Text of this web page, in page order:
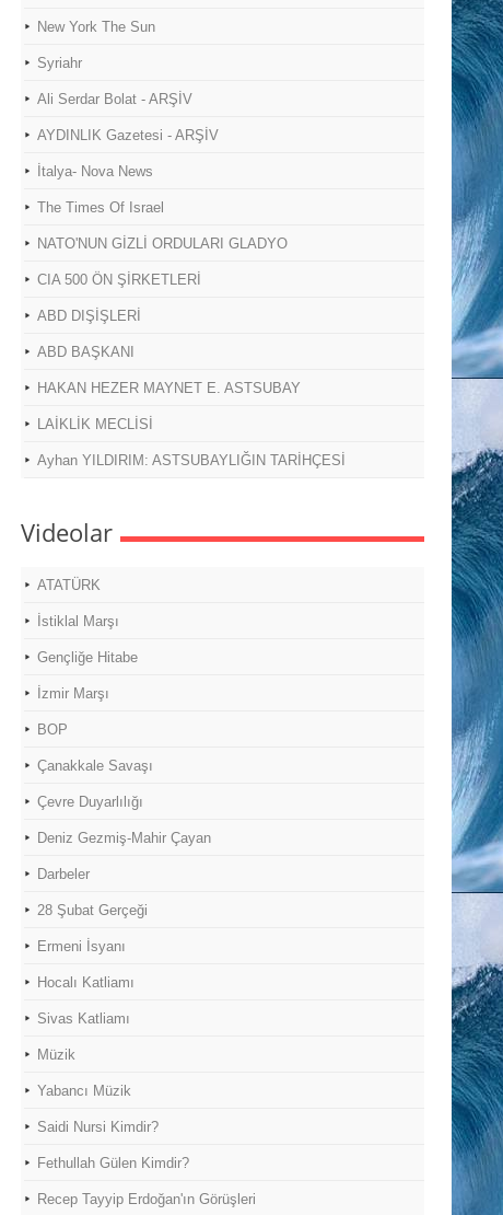
New York The Sun
Syriahr
Ali Serdar Bolat - ARŞİV
AYDINLIK Gazetesi - ARŞİV
İtalya- Nova News
The Times Of Israel
NATO'NUN GİZLİ ORDULARI GLADYO
CIA 500 ÖN ŞİRKETLERİ
ABD DIŞİŞLERİ
ABD BAŞKANI
HAKAN HEZER MAYNET E. ASTSUBAY
LAİKLİK MECLİSİ
Ayhan YILDIRIM: ASTSUBAYLIĞIN TARİHÇESİ
Videolar
ATATÜRK
İstiklal Marşı
Gençliğe Hitabe
İzmir Marşı
BOP
Çanakkale Savaşı
Çevre Duyarlılığı
Deniz Gezmiş-Mahir Çayan
Darbeler
28 Şubat Gerçeği
Ermeni İsyanı
Hocalı Katliamı
Sivas Katliamı
Müzik
Yabancı Müzik
Saidi Nursi Kimdir?
Fethullah Gülen Kimdir?
Recep Tayyip Erdoğan'ın Görüşleri